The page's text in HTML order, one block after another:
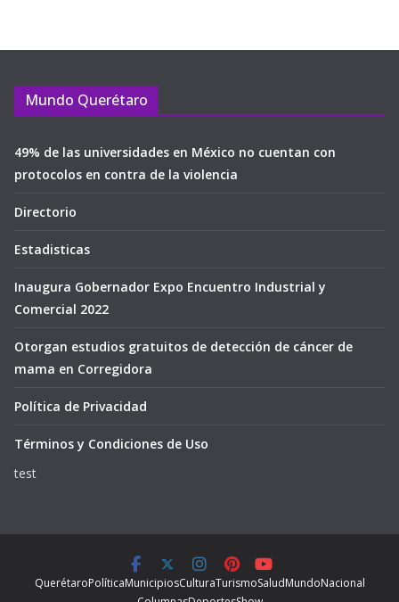
Mundo Querétaro
49% de las universidades en México no cuentan con
protocolos en contra de la violencia
Directorio
Estadisticas
Inaugura Gobernador Expo Encuentro Industrial y
Comercial 2022
Otorgan estudios gratuitos de detección de cáncer de
mama en Corregidora
Política de Privacidad
Términos y Condiciones de Uso
test
QuerétaroPolíticaMunicipiosCulturaTurismoSaludMundoNacional